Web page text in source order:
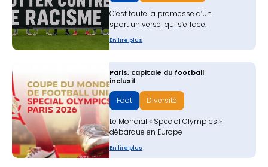
C’est toute la promesse d’un
sport universel qui s’efface.
En lire plus
​Paris, capitale du football
inclusif
Foot Diversité
Le Mondial « Special Olympics »
débarque en Europe
En lire plus